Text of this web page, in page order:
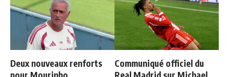
Deux nouveaux renforts
pour Mourinho
Communiqué officiel du
Real Madrid sur Michael